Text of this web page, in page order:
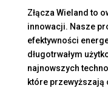
Złącza Wieland to
innowacji. Nasze
efektywności
długotrwałym
najnowszych
które przewyższają